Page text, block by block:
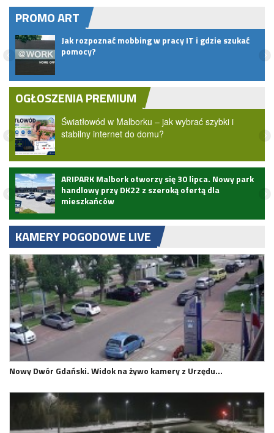
PROMO ART
Jak rozpoznać mobbing w pracy IT i gdzie szukać
pomocy?
OGŁOSZENIA PREMIUM
Światłowód w Malborku – jak wybrać szybki i
stabilny internet do domu?
ARIPARK Malbork otworzy się 30 lipca. Nowy park
handlowy przy DK22 z szeroką ofertą dla
mieszkańców
KAMERY POGODOWE LIVE
Nowy Dwór Gdański. Widok na żywo kamery z Urzędu…